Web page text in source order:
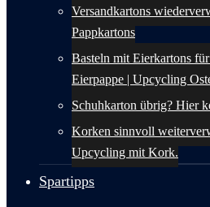
Versandkartons
Pappkartons
Basteln mit Eierkartons
Eierpappe | Upcycling
Schuhkarton übrig? Hier
Korken sinnvoll
Upcycling mit Kork.
Spartipps